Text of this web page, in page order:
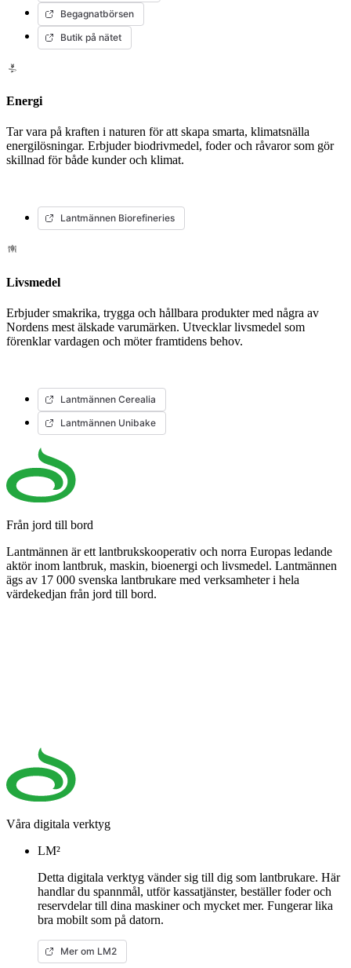
Begagnatbörsen
Butik på nätet
Energi
Tar vara på kraften i naturen för att skapa smarta, klimatsnälla
energilösningar. Erbjuder biodrivmedel, foder och råvaror som gör
skillnad för både kunder och klimat.
Lantmännen Biorefineries
Livsmedel
Erbjuder smakrika, trygga och hållbara produkter med några av
Nordens mest älskade varumärken. Utvecklar livsmedel som
förenklar vardagen och möter framtidens behov.
Lantmännen Cerealia
Lantmännen Unibake
Från jord till bord
Lantmännen är ett lantbrukskooperativ och norra Europas ledande
aktör inom lantbruk, maskin, bioenergi och livsmedel. Lantmännen
ägs av 17 000 svenska lantbrukare med verksamheter i hela
värdekedjan från jord till bord.
Våra digitala verktyg
LM²
Detta digitala verktyg vänder sig till dig som lantbrukare. Här
handlar du spannmål, utför kassatjänster, beställer foder och
reservdelar till dina maskiner och mycket mer. Fungerar lika
bra mobilt som på datorn.
Mer om LM2